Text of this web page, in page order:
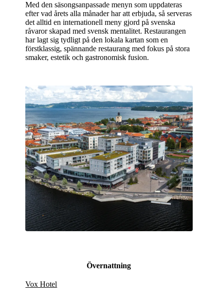
Med den säsongsanpassade menyn som uppdateras
efter vad årets alla månader har att erbjuda, så serveras
det alltid en internationell meny gjord på svenska
råvaror skapad med svensk mentalitet. Restaurangen
har lagt sig tydligt på den lokala kartan som en
förstklassig, spännande restaurang med fokus på stora
smaker, estetik och gastronomisk fusion.
Övernattning
Vox Hotel